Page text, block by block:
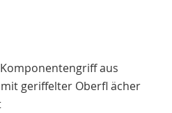
aus
geriffelter Oberfl ächer